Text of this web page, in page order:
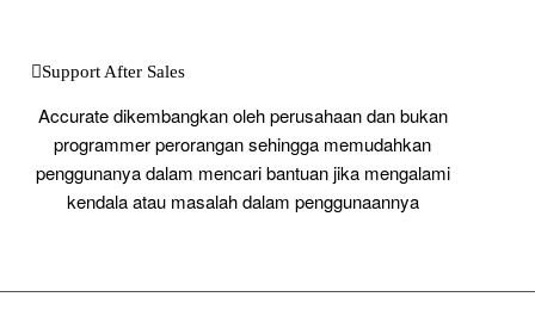
Support After Sales
Accurate dikembangkan oleh perusahaan dan bukan
programmer perorangan sehingga memudahkan
penggunanya dalam mencari bantuan jika mengalami
kendala atau masalah dalam penggunaannya